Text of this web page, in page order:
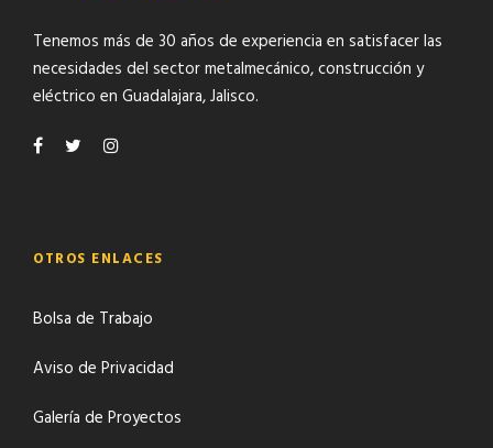
Tenemos más de 30 años de experiencia en satisfacer las
necesidades del sector metalmecánico,construcción y
eléctrico en Guadalajara, Jalisco.
OTROS ENLACES
Bolsa de Trabajo
Aviso de Privacidad
Galería de Proyectos